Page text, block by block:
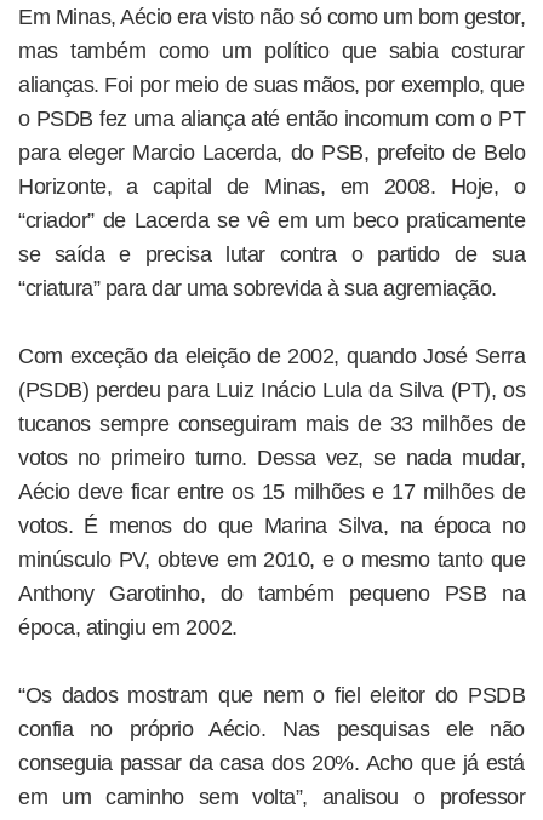
Em Minas, Aécio era visto não só como um bom gestor,
mas também como um político que sabia costurar
alianças. Foi por meio de suas mãos, por exemplo, que
o PSDB fez uma aliança até então incomum com o PT
para eleger Marcio Lacerda, do PSB, prefeito de Belo
Horizonte, a capital de Minas, em 2008. Hoje, o
“criador” de Lacerda se vê em um beco praticamente
se saída e precisa lutar contra o partido de sua
“criatura” para dar uma sobrevida à sua agremiação.
Com exceção da eleição de 2002, quando José Serra
(PSDB) perdeu para Luiz Inácio Lula da Silva (PT), os
tucanos sempre conseguiram mais de 33 milhões de
votos no primeiro turno. Dessa vez, se nada mudar,
Aécio deve ficar entre os 15 milhões e 17 milhões de
votos. É menos do que Marina Silva, na época no
minúsculo PV, obteve em 2010, e o mesmo tanto que
Anthony Garotinho, do também pequeno PSB na
época, atingiu em 2002.
“Os dados mostram que nem o fiel eleitor do PSDB
confia no próprio Aécio. Nas pesquisas ele não
conseguia passar da casa dos 20%. Acho que já está
em um caminho sem volta”, analisou o professor